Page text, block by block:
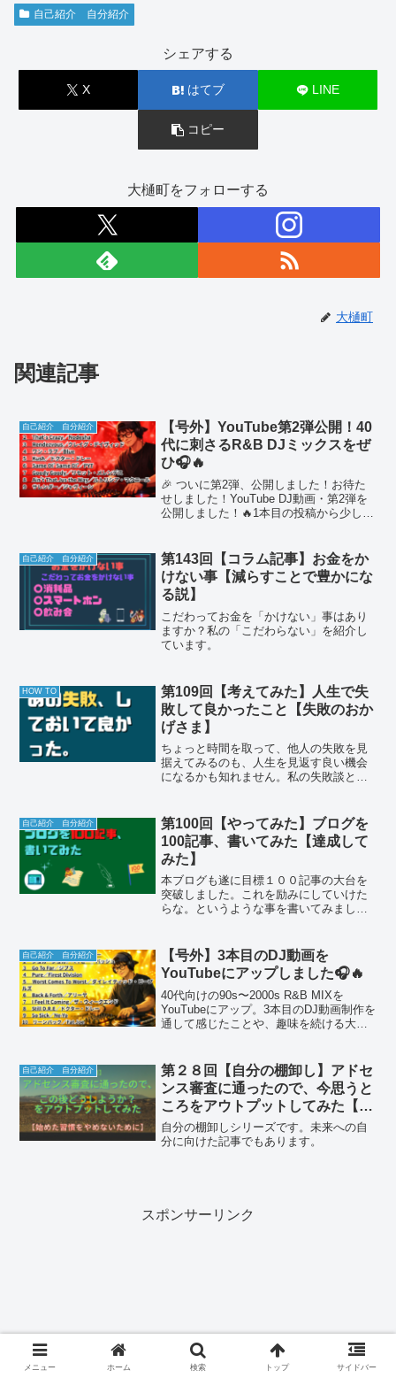
自己紹介 自分紹介
シェアする
X はてブ LINE
コピー
大樋町をフォローする
大樋町
関連記事
自己紹介 自分紹介
【号外】YouTube第2弾公開！40
代に刺さるR&B DJミックスをぜ
ひ🎧🔥
🎉 ついに第2弾、公開しました！お待た
せしました！YouTube DJ動画・第2弾を
公開しました！🔥1本目の投稿から少し時
マは「懐かしさ × 心地よさ」今回のDJ...
自己紹介 自分紹介
第143回【コラム記事】お金をか
けない事【減らすことで豊かにな
る説】
こだわってお金を「かけない」事はあり
ますか？私の「こだわらない」を紹介し
ています。
HOW TO
第109回【考えてみた】人生で失
敗して良かったこと【失敗のおか
げさま】
ちょっと時間を取って、他人の失敗を見
据えてみるのも、人生を見返す良い機会
になるかも知れません。私の失敗談とそ
自己紹介 自分紹介
第100回【やってみた】ブログを
100記事、書いてみた【達成して
みた】
本ブログも遂に目標１００記事の大台を
突破しました。これを励みにしていけた
らな。というような事を書いてみまし
自己紹介 自分紹介
【号外】3本目のDJ動画を
YouTubeにアップしました🎧🔥
40代向けの90s〜2000s R&B MIXを
YouTubeにアップ。3本目のDJ動画制作を
通して感じたことや、趣味を続ける大切
自己紹介 自分紹介
第２８回【自分の棚卸し】アドセ
ンス審査に通ったので、今思うと
ころをアウトプットしてみた【始
めた習慣をやめないために】
自分の棚卸しシリーズです。未来への自
分に向けた記事でもあります。
スポンサーリンク
メニュー ホーム 検索 トップ サイドバー